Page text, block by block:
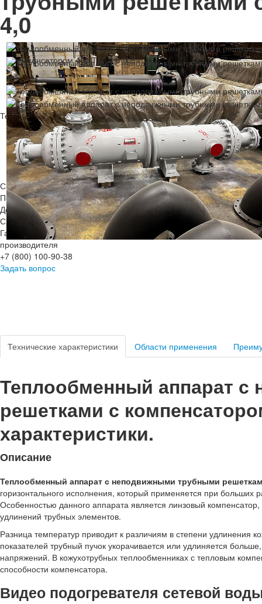
4,0
Теплообменный аппарат с неподвижными трубными решетками с
Срок изготовления: от 30 до 60 дней
По запросу возможно ускорение сроков изготовления
Доставка по России и
СНГ
Гарантия 2 года от
производителя
+7 (800) 100-90-38
Задать вопрос
Технические характеристики Области применения
Теплообменный аппарат
решетками с
характеристики.
Описание
Теплообменный аппарат с неподвижными трубными
горизонтального исполнения, который применяется при
Особенностью данного аппарата является линзовый
удлинений трубных элементов.
Разница температур приводит к различиям в степени удлинения
показателей трубный пучок укорачивается или удлиняется
напряжений. В кожухотрубных теплообменниках с тепловым
способности компенсатора.
Видео подогревателя сетевой